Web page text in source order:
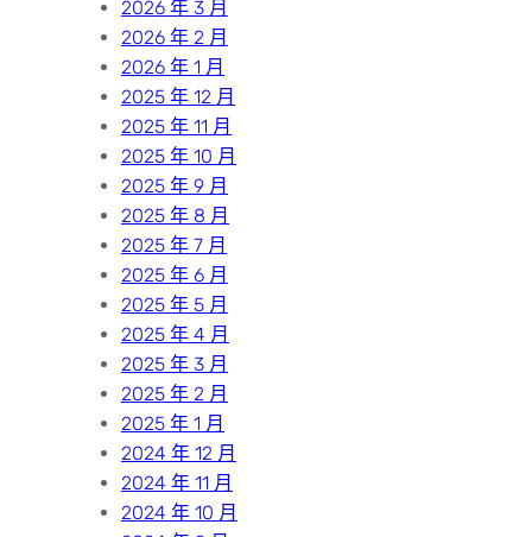
2026 年 3 月
2026 年 2 月
2026 年 1 月
2025 年 12 月
2025 年 11 月
2025 年 10 月
2025 年 9 月
2025 年 8 月
2025 年 7 月
2025 年 6 月
2025 年 5 月
2025 年 4 月
2025 年 3 月
2025 年 2 月
2025 年 1 月
2024 年 12 月
2024 年 11 月
2024 年 10 月